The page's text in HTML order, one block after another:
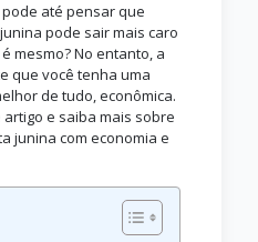
até pensar que
pode sair mais caro
mesmo? No entanto, a
que você tenha uma
de tudo, econômica.
e saiba mais sobre
junina com economia e